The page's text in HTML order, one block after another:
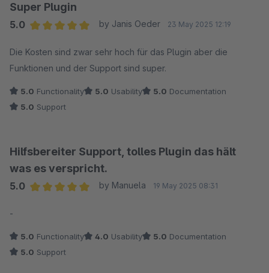
Empfehlung aussprechen!
Super Plugin
5.0
by Janis Oeder 23 May 2025 12:19
Die Kosten sind zwar sehr hoch für das Plugin aber die
Funktionen und der Support sind super.
5.0 Functionality 5.0 Usability 5.0 Documentation
5.0 Support
Hilfsbereiter Support, tolles Plugin das hält
was es verspricht.
5.0
by Manuela 19 May 2025 08:31
-
5.0 Functionality 4.0 Usability 5.0 Documentation
5.0 Support